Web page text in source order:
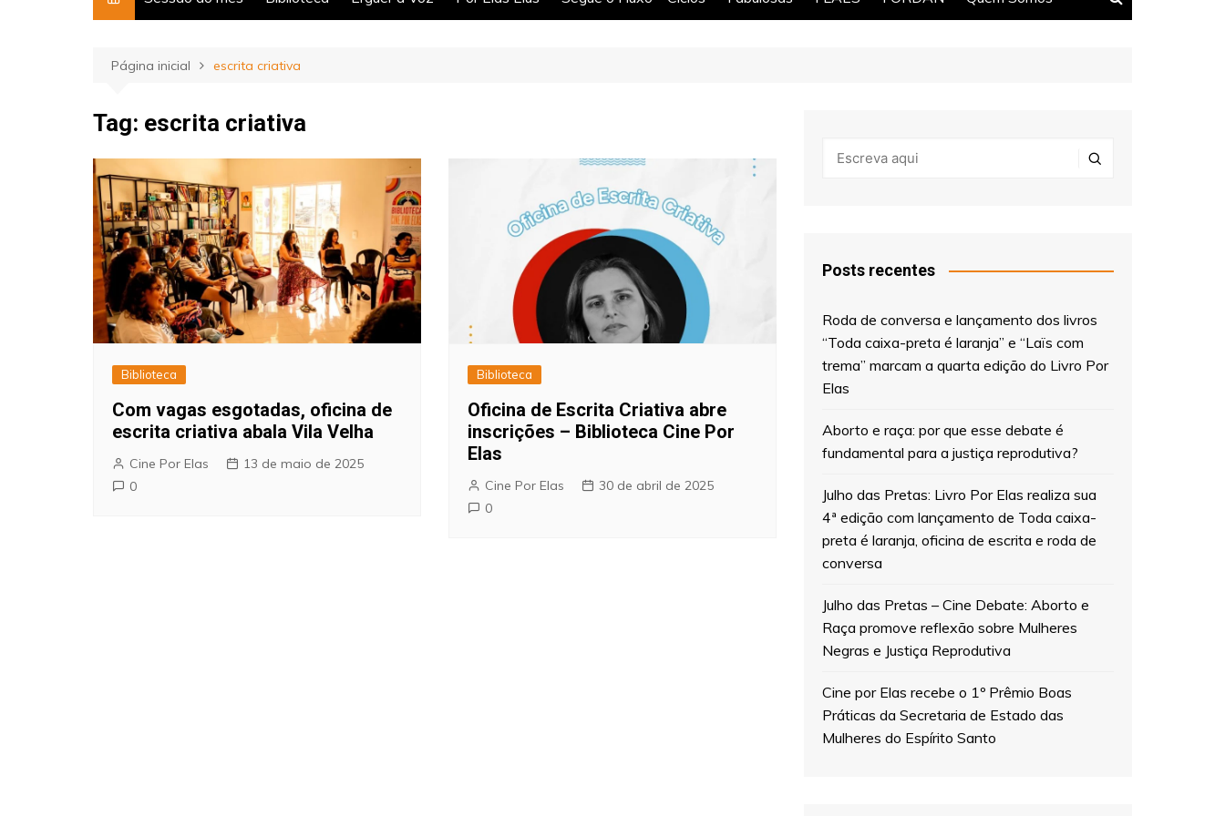
Página inicial escrita criativa
Tag: escrita criativa
Biblioteca
Com vagas esgotadas, oficina de
escrita criativa abala Vila Velha
Cine Por Elas
13 de maio de 2025
0
Biblioteca
Oficina de Escrita Criativa abre
inscrições – Biblioteca Cine Por
Elas
Cine Por Elas
30 de abril de 2025
0
Posts recentes
Roda de conversa e lançamento dos livros
“Toda caixa-preta é laranja” e “Laïs com
trema” marcam a quarta edição do Livro Por
Elas
Aborto e raça: por que esse debate é
fundamental para a justiça reprodutiva?
Julho das Pretas: Livro Por Elas realiza sua
4ª edição com lançamento de Toda caixa-
preta é laranja, oficina de escrita e roda de
conversa
Julho das Pretas – Cine Debate: Aborto e
Raça promove reflexão sobre Mulheres
Negras e Justiça Reprodutiva
Cine por Elas recebe o 1º Prêmio Boas
Práticas da Secretaria de Estado das
Mulheres do Espírito Santo